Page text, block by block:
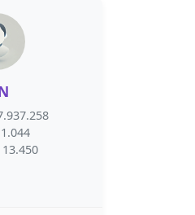
1.044
13.450